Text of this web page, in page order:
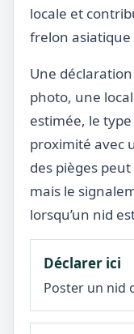
locale et
frelon
Une
photo, une
estimée, le
proximité avec
des pièges
mais le
lorsqu’un nid
Déclarer ici
Poster un nid